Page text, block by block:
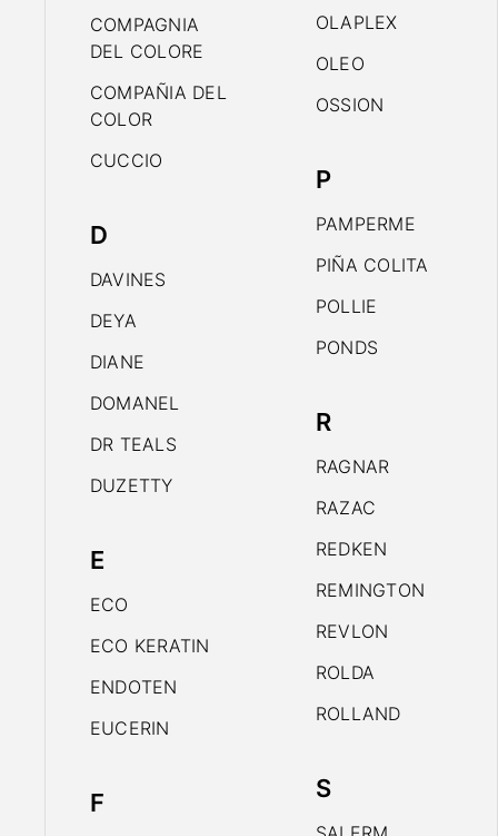
COMPAGNIA
DEL COLORE
COMPAÑIA DEL
COLOR
CUCCIO
D
DAVINES
DEYA
DIANE
DOMANEL
DR TEALS
DUZETTY
E
ECO
ECO KERATIN
ENDOTEN
EUCERIN
F
OLAPLEX
OLEO
OSSION
P
PAMPERME
PIÑA COLITA
POLLIE
PONDS
R
RAGNAR
RAZAC
REDKEN
REMINGTON
REVLON
ROLDA
ROLLAND
S